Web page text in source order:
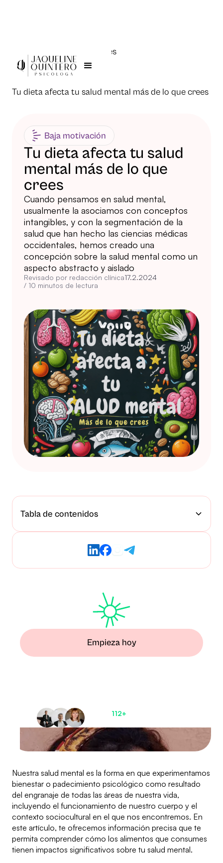
Todas las publicaciones
Tu dieta afecta tu salud mental más de lo que crees
Baja motivación
Tu dieta afecta tu salud
mental más de lo que
crees
Cuando pensamos en salud mental,
usualmente la asociamos con conceptos
intangibles, y con la segmentación de la
salud que han hecho las ciencias médicas
occidentales, hemos creado una
concepción sobre la salud mental como un
aspecto abstracto y aislado
Revisado por redacción clínica17.2.2024
/ 10 minutos de lectura
Tabla de contenidos
Empieza hoy
112+
Nuestra salud mental es la forma en que experimentamos
bienestar o padecimiento psicológico como resultado
del engranaje de todas las áreas de nuestra vida,
incluyendo el funcionamiento de nuestro cuerpo y el
contexto sociocultural en el que nos encontremos. En
este artículo, te ofrecemos información precisa que te
permita comprender cómo los alimentos que consumes
tienen impactos significativos sobre tu salud mental.